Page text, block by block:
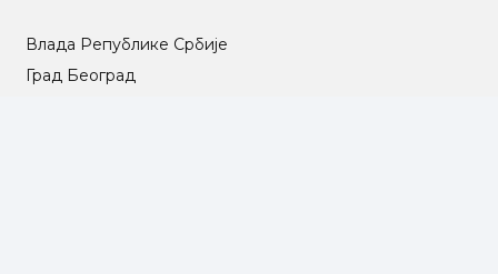
Влада Републике Србије
Град Београд